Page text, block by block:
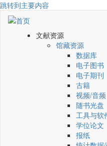
跳转到主要内容
文献资源
馆藏资源
数据库
电子图书
电子期刊
古籍
视频/音频
随书光盘
工具与软
学位论文
报纸